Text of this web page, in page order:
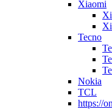
Xiaomi
Tecno
Nokia
TCL
https://